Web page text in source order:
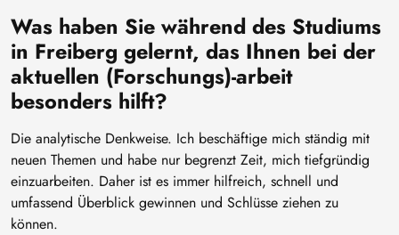
Was haben Sie während des Studiums
in Freiberg gelernt, das Ihnen bei der
aktuellen (Forschungs)-arbeit
besonders hilft?
Die analytische Denkweise. Ich beschäftige mich ständig mit
neuen Themen und habe nur begrenzt Zeit, mich tiefgründig
einzuarbeiten. Daher ist es immer hilfreich, schnell und
umfassend Überblick gewinnen und Schlüsse ziehen zu
können.